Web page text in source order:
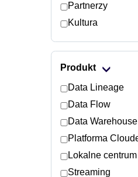
Partnerzy
Kultura
Produkt
Data Lineage
Data Flow
Data Warehouse
Platforma
Lokalne
Streaming